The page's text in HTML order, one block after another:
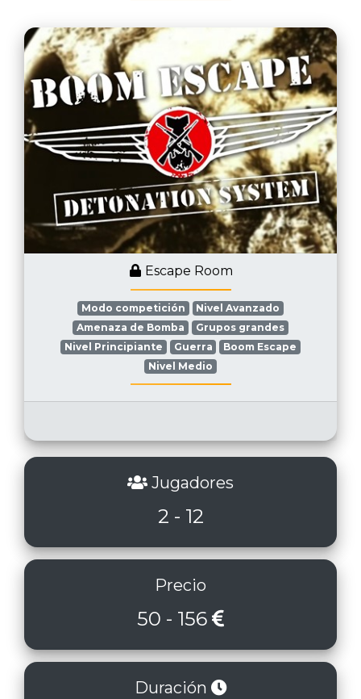
Escape Room
Modo competición
Nivel Avanzado
Amenaza de Bomba
Grupos grandes
Nivel Principiante
Guerra
Boom Escape
Nivel Medio
Jugadores
2 - 12
Precio
50 - 156
Duración